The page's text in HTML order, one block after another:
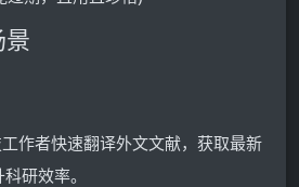
作者快速翻译外文文献，获取最新
研效率。